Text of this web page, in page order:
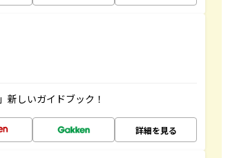
新しいガイドブック！
詳細を見る